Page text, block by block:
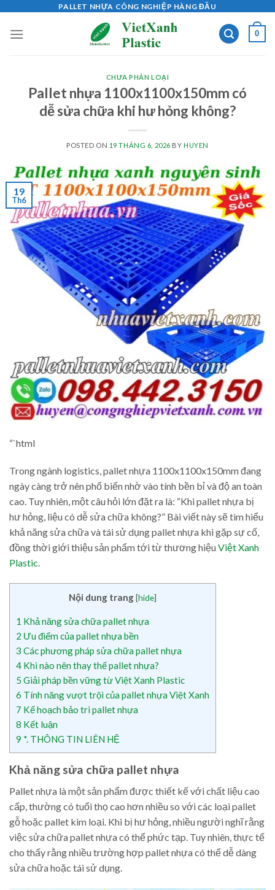
content
PALLET NHỰA CÔNG NGHIỆP HÀNG ĐẦU
0
CHƯA PHÂN LOẠI
Pallet nhựa 1100x1100x150mm có
dễ sửa chữa khi hư hỏng không?
POSTED ON 19 THÁNG 6, 2026 BY HUYEN
19
Th6
“`html
Trong ngành logistics, pallet nhựa 1100x1100x150mm đang
ngày càng trở nên phổ biến nhờ vào tính bền bỉ và độ an toàn
cao. Tuy nhiên, một câu hỏi lớn đặt ra là: “Khi pallet nhựa bị
hư hỏng, liệu có dễ sửa chữa không?” Bài viết này sẽ tìm hiểu
khả năng sửa chữa và tái sử dụng pallet nhựa khi gặp sự cố,
đồng thời giới thiệu sản phẩm tới từ thương hiệuViệt Xanh
Plastic.
Nội dung trang[hide]
1 Khả năng sửa chữa pallet nhựa
2 Ưu điểm của pallet nhựa bền
3 Các phương pháp sửa chữa pallet nhựa
4 Khi nào nên thay thế pallet nhựa?
5 Giải pháp bền vững từ Việt Xanh Plastic
6 Tính năng vượt trội của pallet nhựa Việt Xanh
7 Kế hoạch bảo trì pallet nhựa
8 Kết luận
9 *. THÔNG TIN LIÊN HỆ
Khả năng sửa chữa pallet nhựa
Pallet nhựa là một sản phẩm được thiết kế với chất liệu cao
cấp, thường có tuổi thọ cao hơn nhiều so với các loại pallet
gỗ hoặc pallet kim loại. Khi bị hư hỏng, nhiều người nghĩ rằng
việc sửa chữa pallet nhựa có thể phức tạp. Tuy nhiên, thực tế
cho thấy rằng nhiều trường hợp pallet nhựa có thể dễ dàng
sửa chữa hoặc tái sử dụng.